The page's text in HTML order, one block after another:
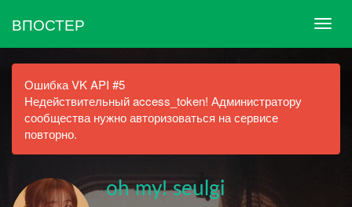
ВПОСТЕР
Ошибка VK API #5
Недействительный access_token! Администратору
сообщества нужно авторизоваться на сервисе
повторно.
oh my! seulgi